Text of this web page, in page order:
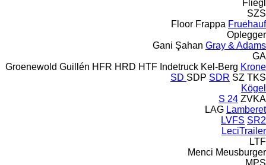
Fliegl
SZS
Floor Frappa Fruehauf
Oplegger
Gani Şahan Gray & Adams
GA
Groenewold Guillén HFR HRD HTF Indetruck Kel-Berg Krone
SD SDP SDR SZ TKS
Kögel
S 24 ZVKA
LAG Lamberet
LVFS SR2
LeciTrailer
LTF
Menci Meusburger
MPS